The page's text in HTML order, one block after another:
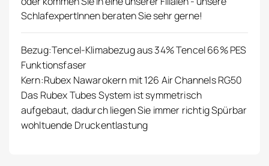
SchlafexpertInnen beraten Sie sehr gerne!
Bezug:Tencel-Klimabezug aus 34% Tencel 66% PES
Funktionsfaser
Kern:Rubex Nawarokern mit 126 Air Channels RG50
Das Rubex Tubes System ist symmetrisch
aufgebaut, dadurch liegen Sie immer richtig Spürbar
wohltuende Druckentlastung